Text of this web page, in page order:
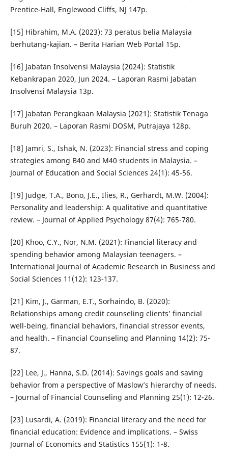
Prentice-Hall, Englewood Cliffs, NJ 147p.
[15] Hibrahim, M.A. (2023): 73 peratus belia Malaysia
berhutang-kajian. – Berita Harian Web Portal 15p.
[16] Jabatan Insolvensi Malaysia (2024): Statistik
Kebankrapan 2020, Jun 2024. – Laporan Rasmi Jabatan
Insolvensi Malaysia 13p.
[17] Jabatan Perangkaan Malaysia (2021): Statistik Tenaga
Buruh 2020. – Laporan Rasmi DOSM, Putrajaya 128p.
[18] Jamri, S., Ishak, N. (2023): Financial stress and coping
strategies among B40 and M40 students in Malaysia. –
Journal of Education and Social Sciences 24(1): 45-56.
[19] Judge, T.A., Bono, J.E., Ilies, R., Gerhardt, M.W. (2004):
Personality and leadership: A qualitative and quantitative
review. – Journal of Applied Psychology 87(4): 765-780.
[20] Khoo, C.Y., Nor, N.M. (2021): Financial literacy and
spending behavior among Malaysian teenagers. –
International Journal of Academic Research in Business and
Social Sciences 11(12): 123-137.
[21] Kim, J., Garman, E.T., Sorhaindo, B. (2020):
Relationships among credit counseling clients’ financial
well-being, financial behaviors, financial stressor events,
and health. – Financial Counseling and Planning 14(2): 75-
87.
[22] Lee, J., Hanna, S.D. (2014): Savings goals and saving
behavior from a perspective of Maslow’s hierarchy of needs.
– Journal of Financial Counseling and Planning 25(1): 12-26.
[23] Lusardi, A. (2019): Financial literacy and the need for
financial education: Evidence and implications. – Swiss
Journal of Economics and Statistics 155(1): 1-8.